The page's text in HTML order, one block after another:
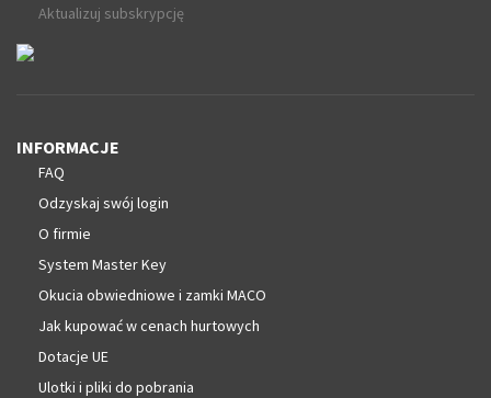
Aktualizuj subskrypcję
INFORMACJE
FAQ
Odzyskaj swój login
O firmie
System Master Key
Okucia obwiedniowe i zamki MACO
Jak kupować w cenach hurtowych
Dotacje UE
Ulotki i pliki do pobrania